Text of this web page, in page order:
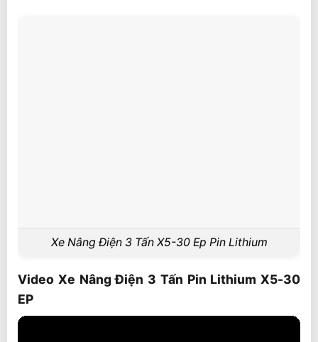
Xe Nâng Điện 3 Tấn X5-30 Ep Pin Lithium
Video Xe Nâng Điện 3 Tấn Pin Lithium X5-30
EP